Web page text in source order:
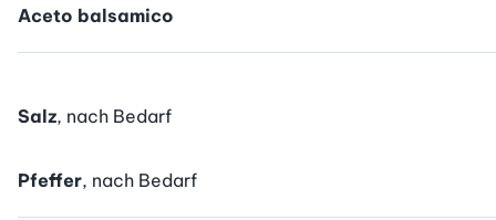
Aceto balsamico
Salz, nach Bedarf
Pfeffer, nach Bedarf